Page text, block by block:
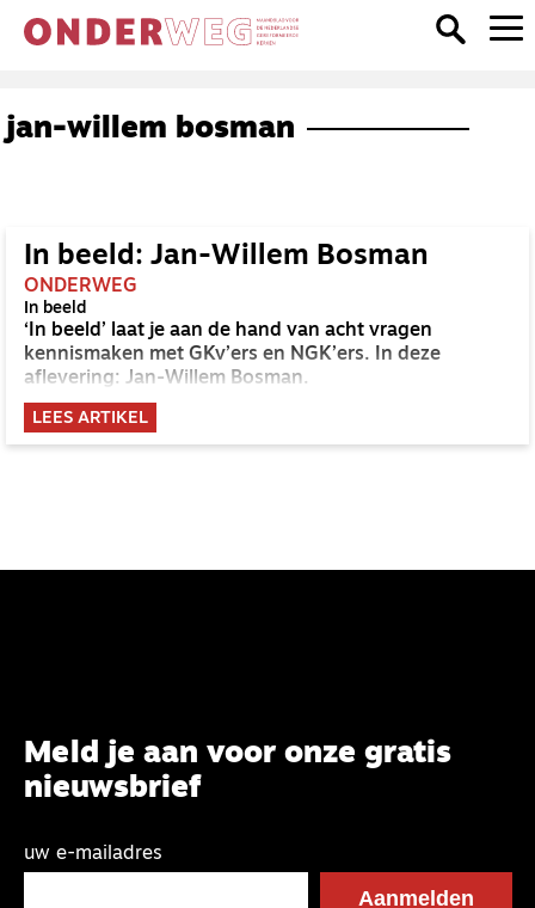
jan-willem bosman
In beeld: Jan-Willem Bosman
ONDERWEG
In beeld
‘In beeld’ laat je aan de hand van acht vragen
kennismaken met GKv’ers en NGK’ers. In deze
aflevering: Jan-Willem Bosman.
LEES ARTIKEL
Meld je aan voor onze gratis
nieuwsbrief
uw e-mailadres